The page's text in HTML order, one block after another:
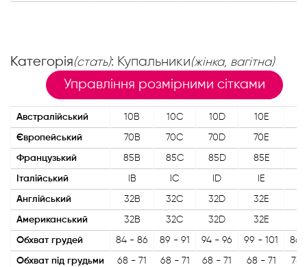
Категорія(стать): Купальники(жінка, вагітна)
Управління розмірними сітками
Австралійський 10B 10C 10D 10E
Європейський 70B 70C 70D 70E
Французький 85B 85C 85D 85E
Італійський IB IC ID IE
Англійський 32B 32C 32D 32E
Американський 32B 32C 32D 32E
Обхват грудей 84 - 86 89 - 91 94 - 96 99 - 101 86
Обхват під грудьми 68 - 71 68 - 71 68 - 71 68 - 71 73